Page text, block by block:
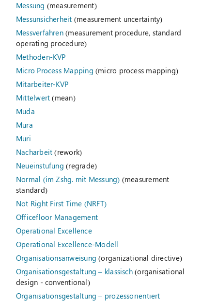
Messung (measurement)
Messunsicherheit (measurement uncertainty)
Messverfahren(measurement procedure, standard
operating procedure)
Methoden-KVP
Micro Process Mapping (micro process mapping)
Mitarbeiter-KVP
Mittelwert (mean)
Muda
Mura
Muri
Nacharbeit (rework)
Neueinstufung (regrade)
Normal (im Zshg. mit Messung) (measurement
standard)
Not Right First Time (NRFT)
Officefloor Management
Operational Excellence
Operational Excellence-Modell
Organisationsanweisung (organizational directive)
Organisationsgestaltung – klassisch(organisational
design - conventional)
Organisationsgestaltung – prozessorientiert